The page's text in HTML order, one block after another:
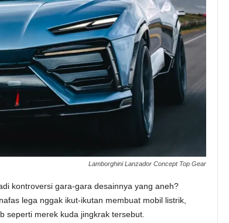
Lamborghini Lanzador Concept Top Gear
kontroversi gara-gara desainnya yang aneh?
lega nggak ikut-ikutan membuat mobil listrik,
seperti merek kuda jingkrak tersebut.